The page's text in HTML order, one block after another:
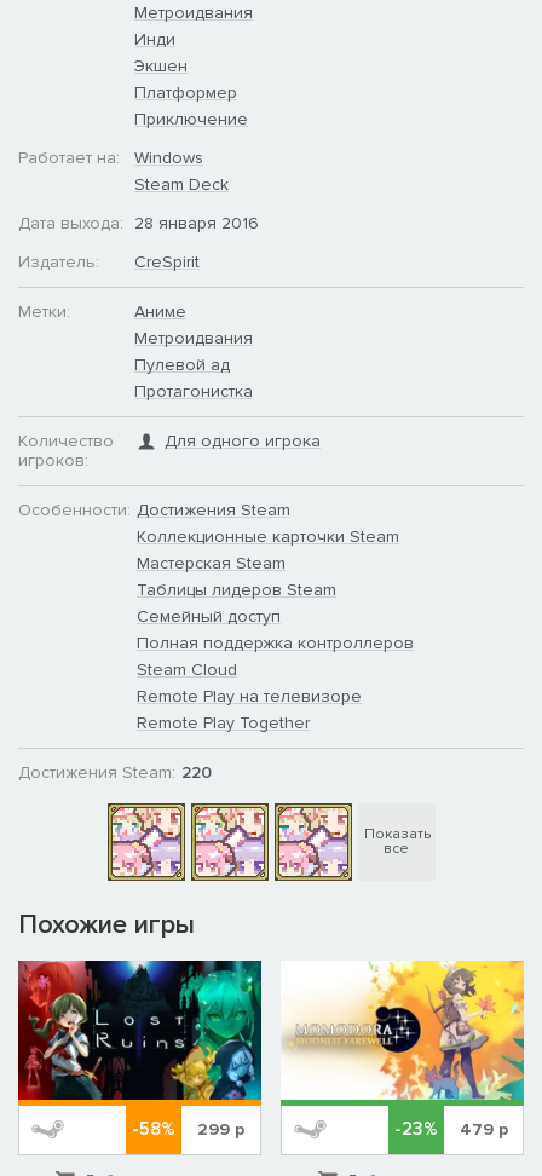
Метроидвания
Инди
Экшен
Платформер
Приключение
Работает на:
Windows
Steam Deck
Дата выхода:
28 января 2016
Издатель:
CreSpirit
Метки:
Аниме
Метроидвания
Пулевой ад
Протагонистка
Количество
игроков:
Для одного игрока
Особенности: Достижения Steam
Коллекционные карточки Steam
Мастерская Steam
Таблицы лидеров Steam
Семейный доступ
Полная поддержка контроллеров
Steam Cloud
Remote Play на телевизоре
Remote Play Together
Достижения Steam: 220
Показать
все
Похожие игры
-58% 299 р -23% 479р